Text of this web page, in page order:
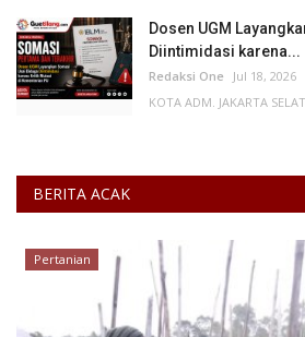
Dosen UGM
Diintimidasi karena...
Redaksi One Jul 18, 2026
KOTA ADM. JAKARTA
BERITA ACAK
Pertanian